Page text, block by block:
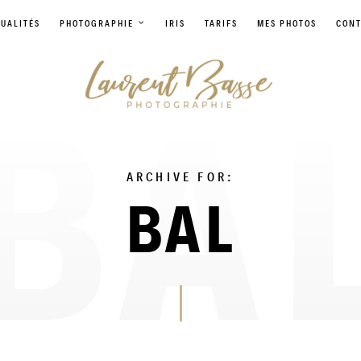
PHOTOGRAPHIE IRIS TARIFS MES PHOTOS
ARCHIVE FOR:
BAL